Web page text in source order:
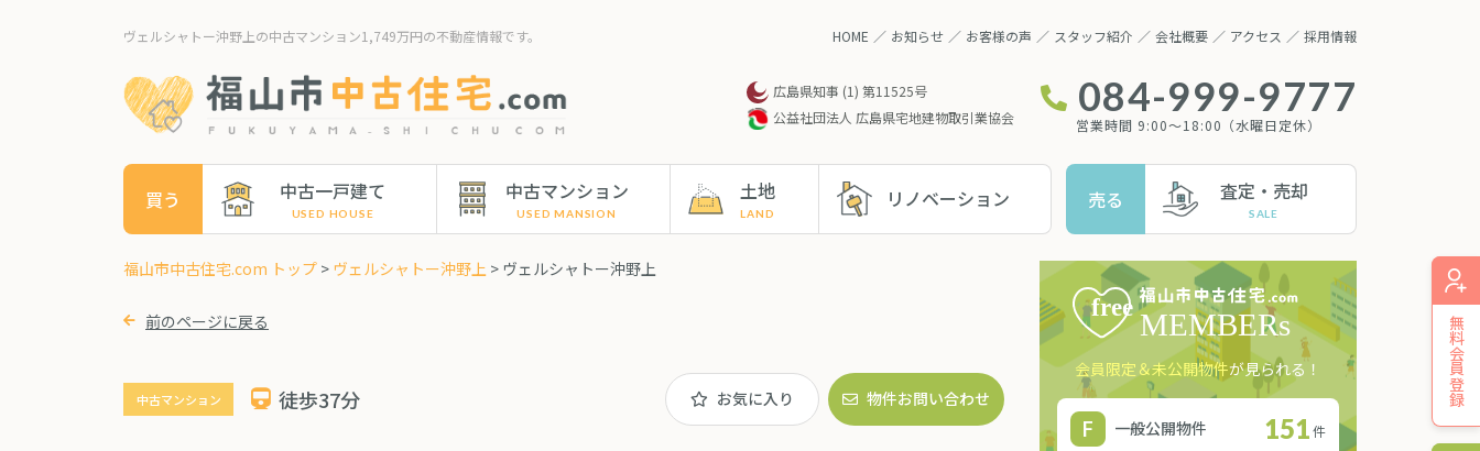
ヴェルシャトー沖野上の中古マンション1,749万円の不動産情報です。 HOME お知らせ お客様の声 スタッフ紹介 会社概要 アクセス 採用情報
広島県知事 (1) 第11525号
公益社団法人 広島県宅地建物取引業協会
084-999-9777
営業時間 9:00～18:00（水曜日定休）
買う 中古一戸建て 中古マンション 土地 リノベーション 売る 査定・売却
福山市中古住宅.com トップ > ヴェルシャトー沖野上 > ヴェルシャトー沖野上
前のページに戻る
中古マンション 徒歩37分 お気に入り 物件お問い合わせ
会員限定＆未公開物件が見られる！
一般公開物件 151件
無料会員登録